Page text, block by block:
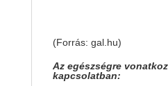
(Forrás: gal.hu)
Az egészségre
kapcsolatban: